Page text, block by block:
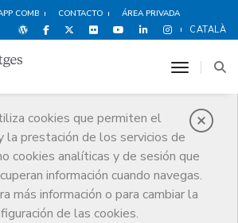
COMB CONTACTO ÁREA PRIVADA
CATALÀ
cookies que permiten el
la prestación de los servicios de
cookies analíticas y de sesión que
información cuando navegas.
más información o para cambiar la
de las cookies.
toggle
Guardonat Edició 2024